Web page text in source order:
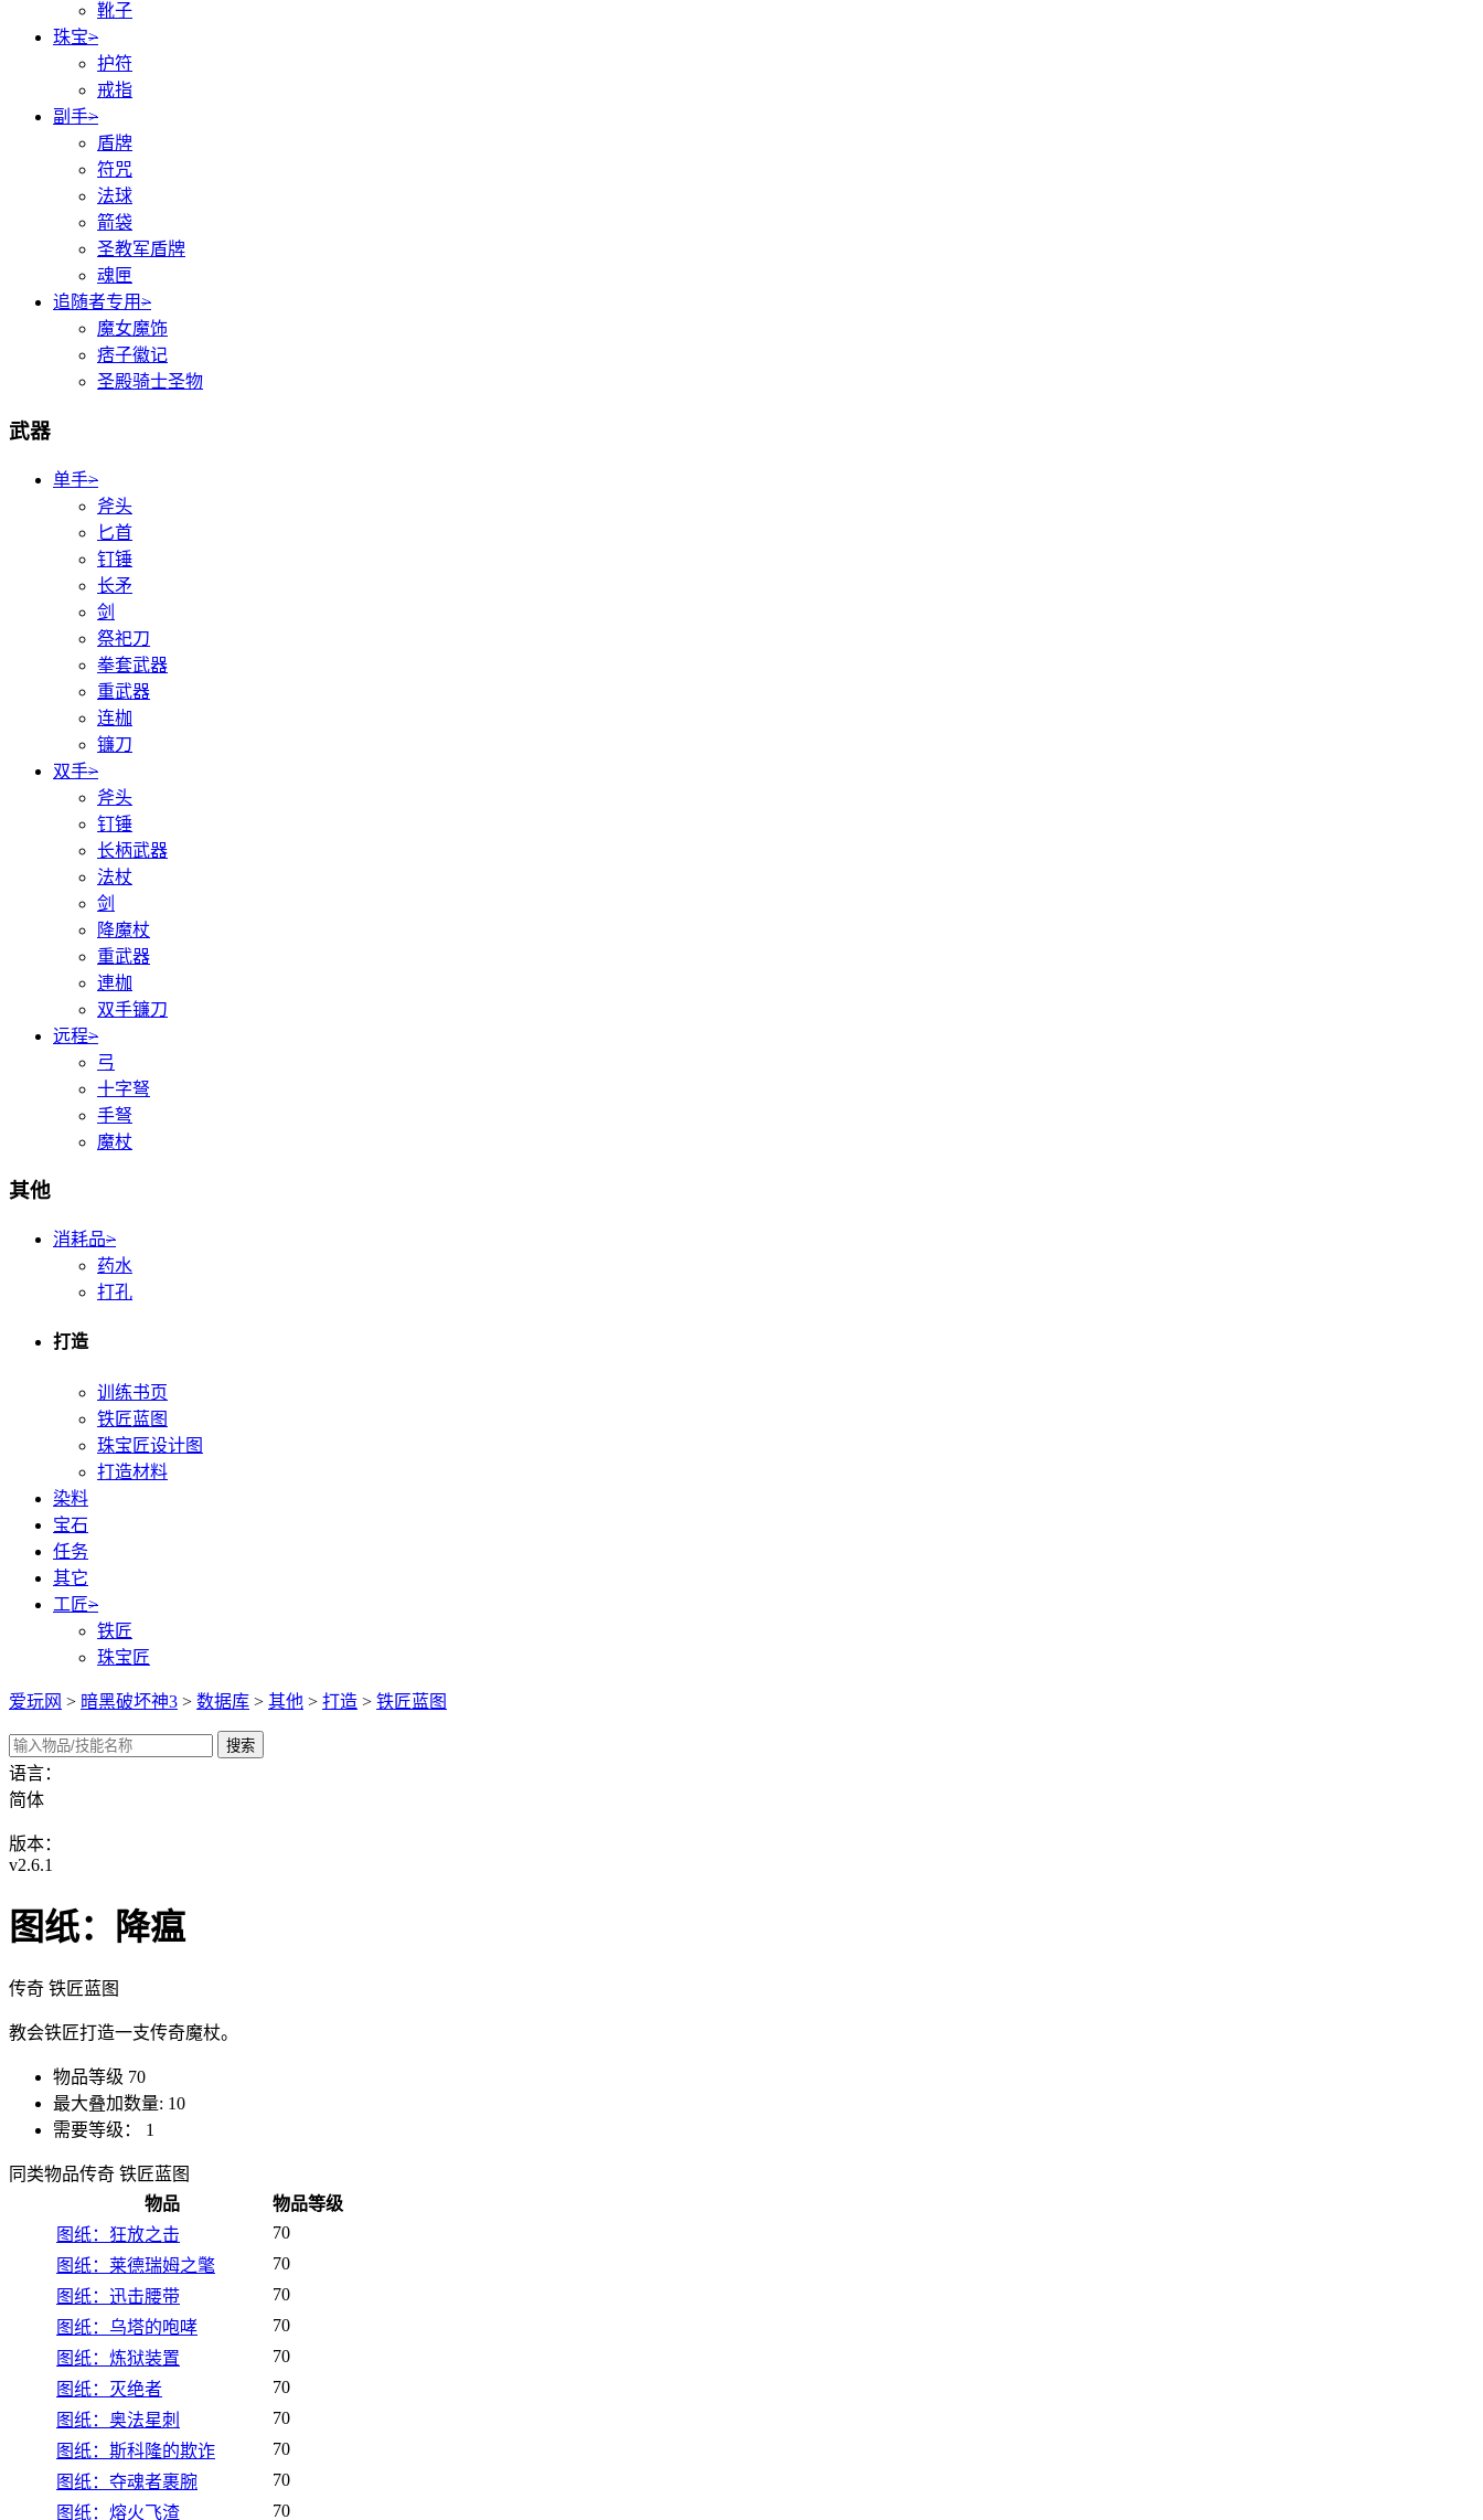
靴子
珠宝>
护符
戒指
副手>
盾牌
符咒
法球
箭袋
圣教军盾牌
魂匣
追随者专用>
魔女魔饰
痞子徽记
圣殿骑士圣物
武器
单手>
斧头
匕首
钉锤
长矛
剑
祭祀刀
拳套武器
重武器
连枷
镰刀
双手>
斧头
钉锤
长柄武器
法杖
剑
降魔杖
重武器
連枷
双手镰刀
远程>
弓
十字弩
手弩
魔杖
其他
消耗品>
药水
打孔
打造
训练书页
铁匠蓝图
珠宝匠设计图
打造材料
染料
宝石
任务
其它
工匠>
铁匠
珠宝匠
爱玩网 > 暗黑破坏神3 > 数据库 > 其他 > 打造 > 铁匠蓝图
语言：
简体
版本：
v2.6.1
图纸：降瘟
传奇 铁匠蓝图
教会铁匠打造一支传奇魔杖。
物品等级 70
最大叠加数量: 10
需要等级：
1
同类物品传奇 铁匠蓝图
物品
物品等级
图纸：狂放之击
70
图纸：莱德瑞姆之氅
70
图纸：迅击腰带
70
图纸：乌塔的咆哮
70
图纸：炼狱装置
70
图纸：灭绝者
70
图纸：奥法星刺
70
图纸：斯科隆的欺诈
70
图纸：夺魂者裹腕
70
图纸：熔火飞渣
70